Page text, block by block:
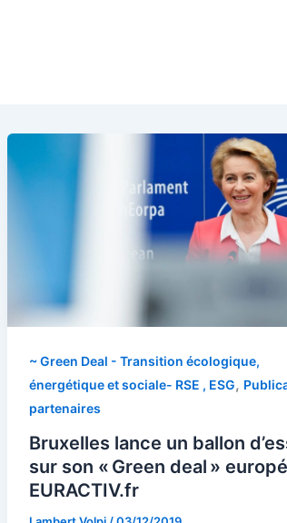
~ Green Deal - Transition écologique,
énergétique et sociale- RSE , ESG,
partenaires
Bruxelles lance un ballon
sur son « Green deal »
EURACTIV.fr